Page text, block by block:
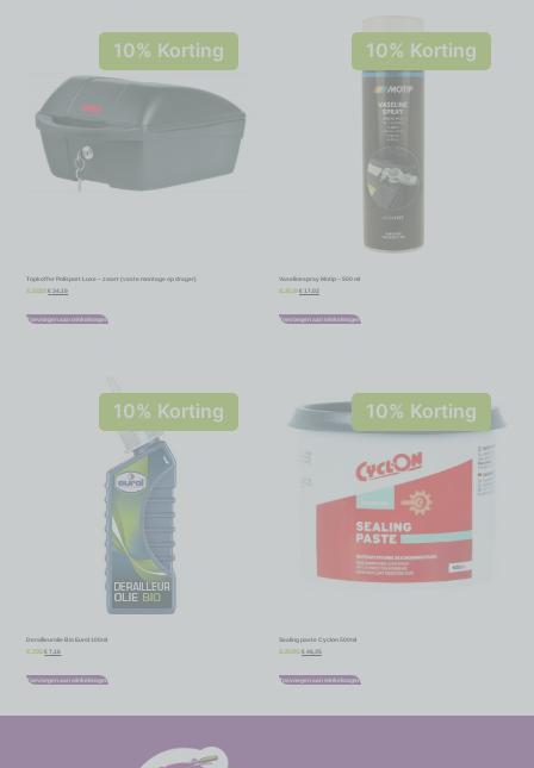
10% Korting
Topkoffer Polisport Luxe – zwart (vaste montage op drager)
€ 37,99 € 34,19
Toevoegen aan winkelwagen
10% Korting
Vaselinespray Motip – 500 ml
€ 18,91 € 17,02
Toevoegen aan winkelwagen
10% Korting
Derailleurolie Bio Eurol 100ml
€ 7,95 € 7,16
Toevoegen aan winkelwagen
10% Korting
Sealing paste Cyclon 500ml
€ 51,50 € 46,35
Toevoegen aan winkelwagen